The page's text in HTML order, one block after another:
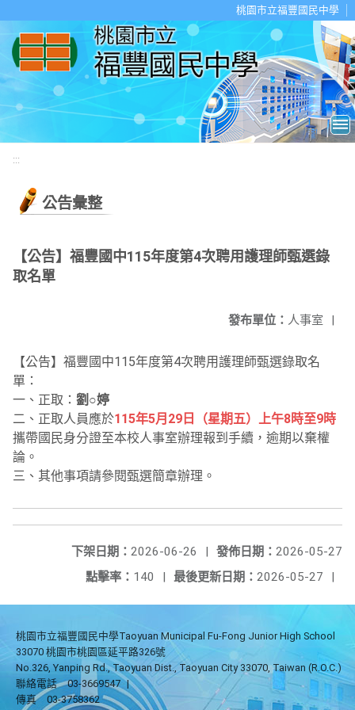
桃園市立福豐國民中學
:::
公告彙整
【公告】福豐國中115年度第4次聘用護理師甄選錄
取名單
發布單位： 人事室 |
【公告】福豐國中115年度第4次聘用護理師甄選錄取名
單：
一、正取： 劉○婷
二、正取人員應於115年5月29日（星期五）上午8時至9時
攜帶國民身分證至本校人事室辦理報到手續，逾期以棄權
論。
三、其他事項請參閱甄選簡章辦理。
發佈日期： 2026-05-27
下架日期： 2026-06-26
|
最後更新日期： 2026-05-27 |
點擊率： 140 |
桃園市立福豐國民中學Taoyuan Municipal Fu-Fong Junior High School
33070 桃園市桃園區延平路326號
No.326, Yanping Rd., Taoyuan Dist., Taoyuan City 33070, Taiwan (R.O.C.)
聯絡電話
03-3669547 |
傳真
03-3758362